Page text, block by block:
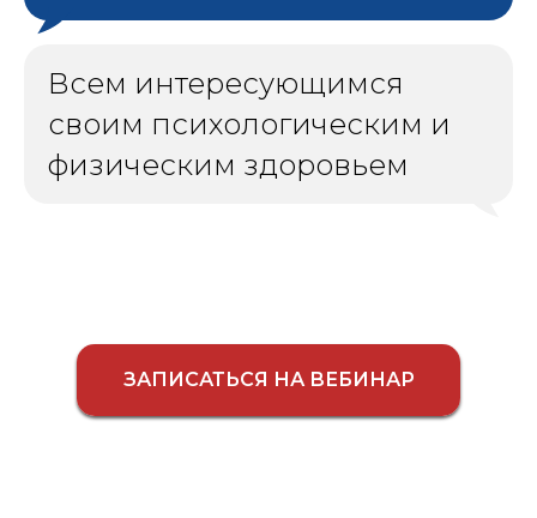
Всем интересующимся
своим психологическим и
физическим здоровьем
ЗАПИСАТЬСЯ НА ВЕБИНАР